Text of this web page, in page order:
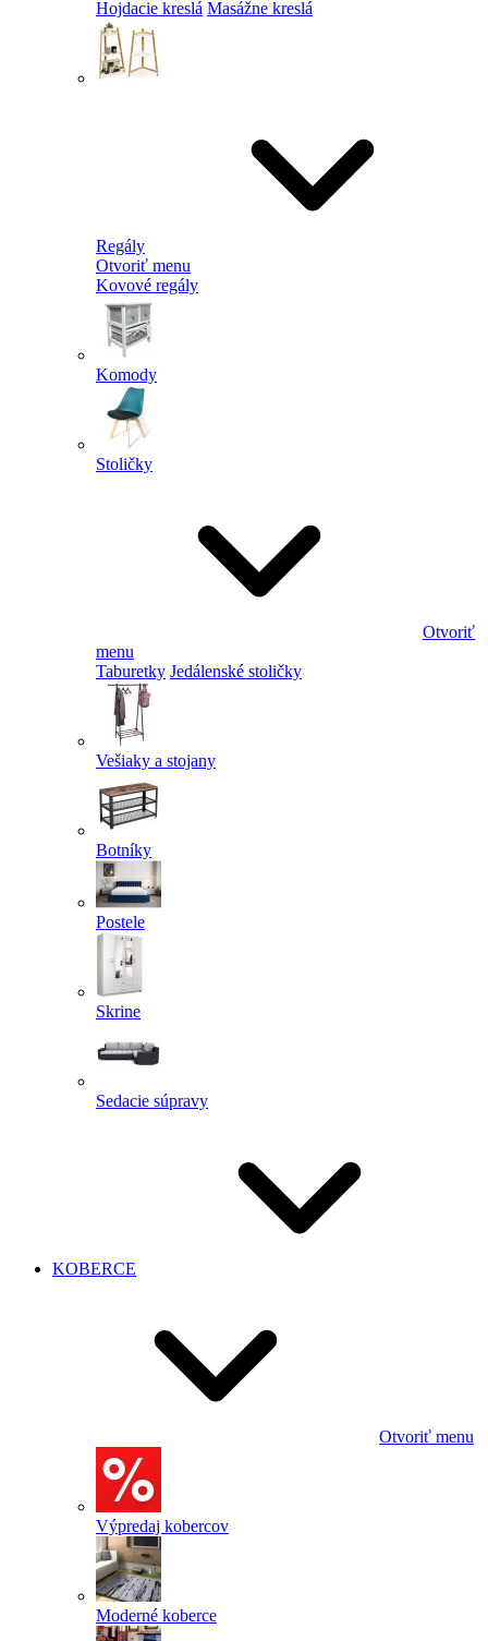
Hojdacie kreslá Masážne kreslá
Regály
Otvoriť menu
Kovové regály
Komody
Stoličky
Otvoriť
menu
Taburetky Jedálenské stoličky
Vešiaky a stojany
Botníky
Postele
Skrine
Sedacie súpravy
KOBERCE
Otvoriť menu
Výpredaj kobercov
Moderné koberce